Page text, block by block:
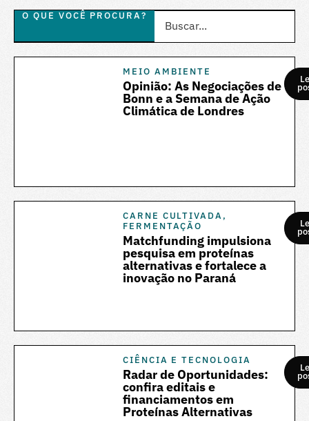
O QUE VOCÊ PROCURA?
MEIO AMBIENTE
Opinião: As Negociações de
Bonn e a Semana de Ação
Climática de Londres
CARNE CULTIVADA,
FERMENTAÇÃO
Matchfunding impulsiona
pesquisa em proteínas
alternativas e fortalece a
inovação no Paraná
CIÊNCIA E TECNOLOGIA
Radar de Oportunidades:
confira editais e
financiamentos em
Proteínas Alternativas